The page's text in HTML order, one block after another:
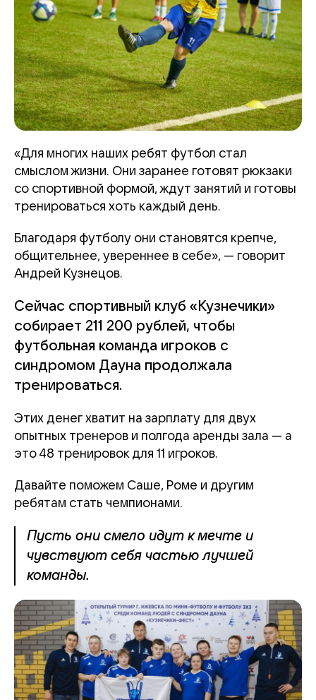
«Для многих наших ребят футбол стал
смыслом жизни. Они заранее готовят рюкзаки
со спортивной формой, ждут занятий и готовы
тренироваться хоть каждый день.
Благодаря футболу они становятся крепче,
общительнее, увереннее в себе», — говорит
Андрей Кузнецов.
Сейчас спортивный клуб «Кузнечики»
собирает 211 200 рублей, чтобы
футбольная команда игроков с
синдромом Дауна продолжала
тренироваться.
Этих денег хватит на зарплату для двух
опытных тренеров и полгода аренды зала — а
это 48 тренировок для 11 игроков.
Давайте поможем Саше, Роме и другим
ребятам стать чемпионами.
Пусть они смело идут к мечте и
чувствуют себя частью лучшей
команды.